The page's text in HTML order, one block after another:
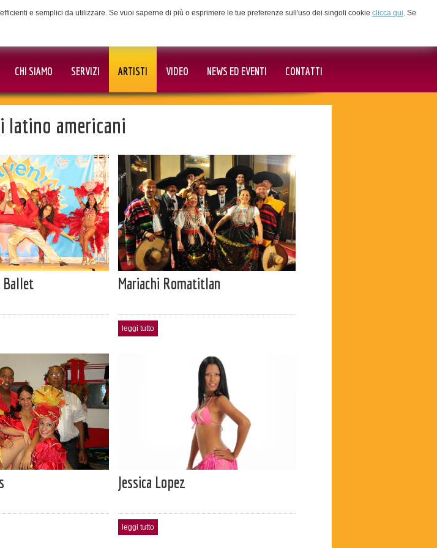
e semplici da utilizzare. Se vuoi saperne di più o esprimere le tue preferenze sull'uso dei singoli cookie clicca qui. Se
CHI SIAMO SERVIZI ARTISTI VIDEO NEWS ED EVENTI CONTATTI
latino americani
Ballet Mariachi Romatitlan
leggi tutto
Jessica Lopez
leggi tutto